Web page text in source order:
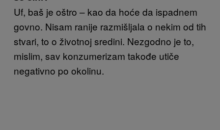
Uf, baš je oštro – kao da hoće da ispadnem
govno. Nisam ranije razmišljala o nekim od tih
stvari, to o životnoj sredini. Nezgodno je to,
mislim, sav konzumerizam takođe utiče
negativno po okolinu.